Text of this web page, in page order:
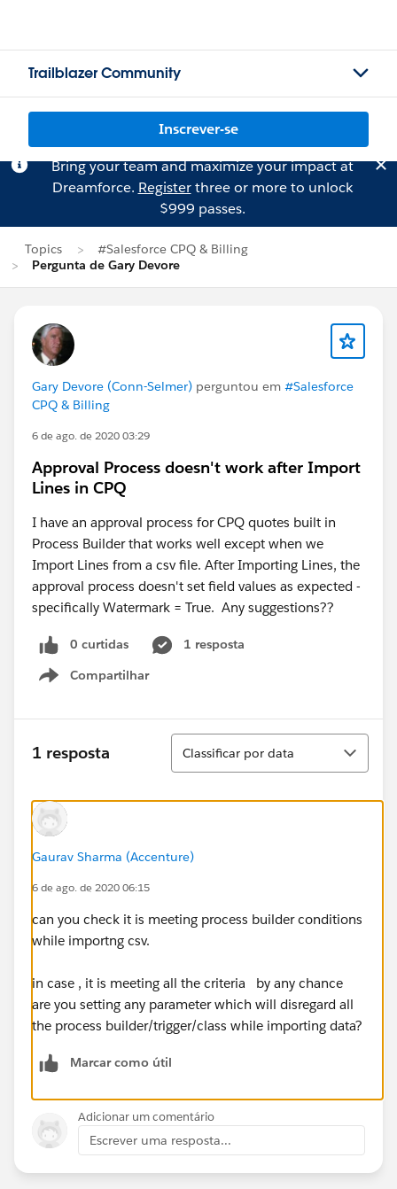
Trailblazer Community
Inscrever-se
Bring your team and maximize your impact at
Dreamforce. Registerthree or more to unlock
$999 passes.
Topics
#Salesforce CPQ & Billing
Pergunta de Gary Devore
Gary Devore (Conn-Selmer) perguntou em #Salesforce
CPQ & Billing
6 de ago. de 2020 03:29
Approval Process doesn't work after Import
Lines in CPQ
I have an approval process for CPQ quotes built in
Process Builder that works well except when we
Import Lines from a csv file. After Importing Lines, the
approval process doesn't set field values as expected -
specifically Watermark = True. Any suggestions??
0 curtidas
1 resposta
Compartilhar
Show menu
1 resposta
Classificar
Classificar por data
Gaurav Sharma (Accenture)
6 de ago. de 2020 06:15
can you check it is meeting process builder conditions
while importng csv.
in case , it is meeting all the criteria by any chance
are you setting any parameter which will disregard all
the process builder/trigger/class while importing data?
Marcar como útil
Adicionar um comentário
Escrever uma resposta...